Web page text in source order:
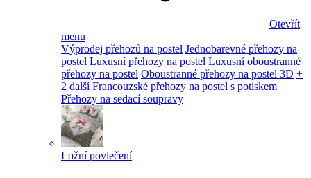
Otevřít
menu
Výprodej přehozů na postel Jednobarevné přehozy na
postel Luxusní přehozy na postel Luxusní oboustranné
přehozy na postel Oboustranné přehozy na postel 3D +
2 další Francouzské přehozy na postel s potiskem
Přehozy na sedací soupravy
Ložní povlečení